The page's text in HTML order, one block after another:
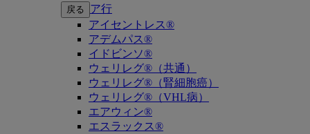
戻る
ア行
アイセントレス®
アデムパス®
イドビンソ®
ウェリレグ®（共通）
ウェリレグ®（腎細胞癌）
ウェリレグ®（VHL病）
エアウィン®
エスラックス®